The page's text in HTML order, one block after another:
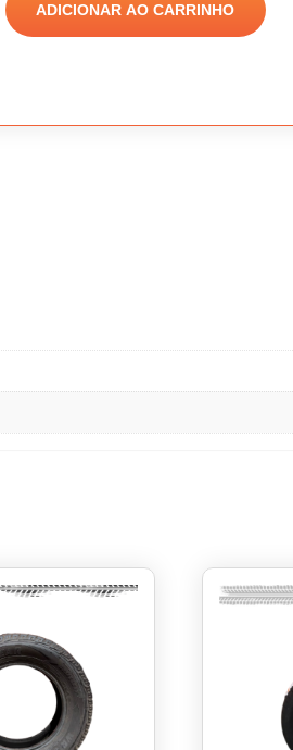
ADICIONAR AO CARRINHO